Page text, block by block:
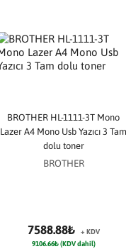
BROTHER HL-1111-3T Mono
Lazer A4 Mono Usb Yazıcı 3 Tam
dolu toner
BROTHER
7588.88₺
+ KDV
9106.66₺ (KDV dahil)